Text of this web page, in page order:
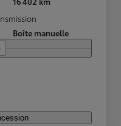
Boîte manuelle